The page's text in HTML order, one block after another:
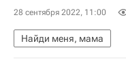
28 сентября 2022, 11:00
Найди меня, мама